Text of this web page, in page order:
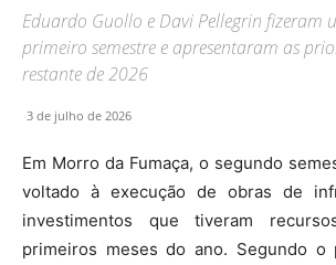
Eduardo Guollo e Davi Pellegrin fizeram
primeiro semestre e apresentaram as
restante de 2026
3 de julho de 2026
Em Morro da Fumaça, o segundo
voltado à execução de obras de
investimentos que tiveram
primeiros meses do ano. Segundo o